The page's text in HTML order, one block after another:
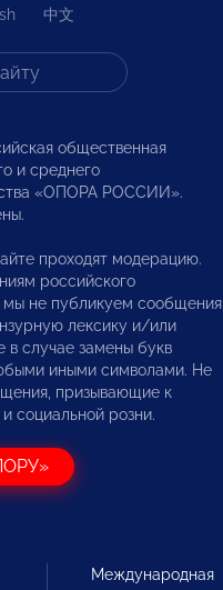
中文
общественная
и среднего
«ОПОРА РОССИИ».
проходят модерацию.
российского
мы не публикуем сообщения,
лексику и/или
в случае замены букв
иными символами. Не
призывающие к
социальной розни.
Международная